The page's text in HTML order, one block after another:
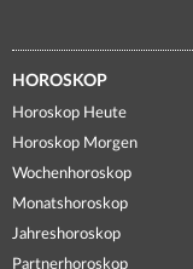
HOROSKOP
Horoskop Heute
Horoskop Morgen
Wochenhoroskop
Monatshoroskop
Jahreshoroskop
Partnerhoroskop